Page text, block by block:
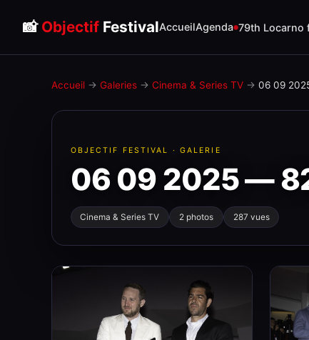
📸 Objectif FestivalAccueilAgenda 79th Locarno
Accueil → Galeries → Cinema & Series TV → 06 09
OBJECTIF FESTIVAL · GALERIE
06 09 2025 —
Cinema & Series TV 2 photos 287 vues